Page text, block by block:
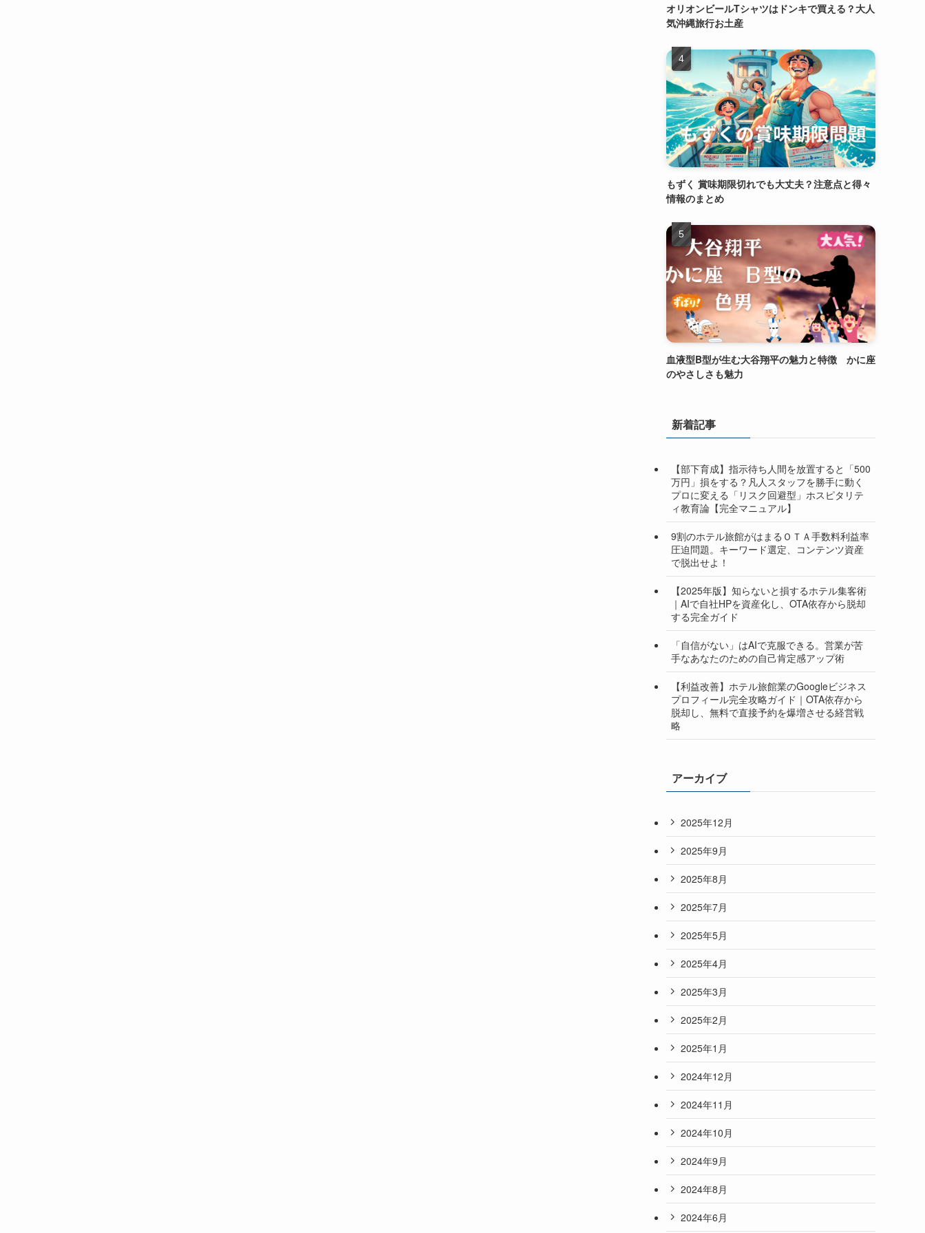
オリオンビールTシャツはドンキで買える？大人
気沖縄旅行お土産
もずく 賞味期限切れでも大丈夫？注意点と得々
情報のまとめ
血液型B型が生む大谷翔平の魅力と特徴 かに座
のやさしさも魅力
新着記事
【部下育成】指示待ち人間を放置すると「500
万円」損をする？凡人スタッフを勝手に動く
プロに変える「リスク回避型」ホスピタリテ
ィ教育論【完全マニュアル】
9割のホテル旅館がはまるＯＴＡ手数料利益率
圧迫問題。キーワード選定、コンテンツ資産
で脱出せよ！
【2025年版】知らないと損するホテル集客術
｜AIで自社HPを資産化し、OTA依存から脱却
する完全ガイド
「自信がない」はAIで克服できる。営業が苦
手なあなたのための自己肯定感アップ術
【利益改善】ホテル旅館業のGoogleビジネス
プロフィール完全攻略ガイド｜OTA依存から
脱却し、無料で直接予約を爆増させる経営戦
略
アーカイブ
2025年12月
2025年9月
2025年8月
2025年7月
2025年5月
2025年4月
2025年3月
2025年2月
2025年1月
2024年12月
2024年11月
2024年10月
2024年9月
2024年8月
2024年6月